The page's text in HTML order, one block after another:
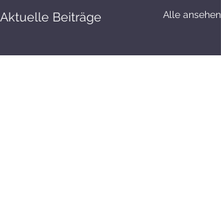
Aktuelle Beiträge Alle ansehen